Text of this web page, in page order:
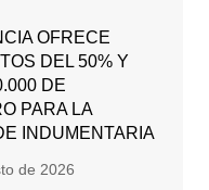
OFRECE
DEL 50% Y
DE
PARA LA
INDUMENTARIA
de 2026